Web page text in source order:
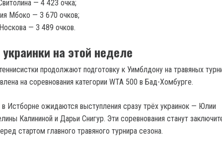
— 4 423 очка;
Мбоко — 3 670 очков;
— 3 489 очков.
на этой неделе
продолжают подготовку к Уимблдону на травяных
на соревнования категории WTA 500 в Бад-Хомбурге.
в Истборне ожидаются выступления сразу трёх украинок — Юлии
Калининой и Дарьи Снигур. Эти соревнования станут
стартом главного травяного турнира сезона.